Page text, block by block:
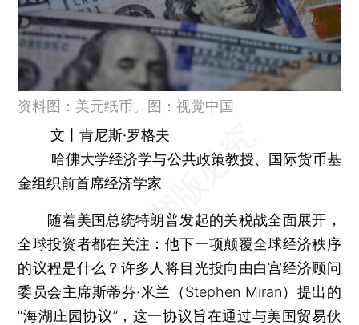
资料图：美元纸币。图：视觉中国
文丨肯尼斯·罗格夫
哈佛大学经济学与公共政策教授、国际货币基
金组织前首席经济学家
随着美国总统特朗普发起的关税战全面展开，
全球投资者都在关注：他下一项颠覆全球经济秩序
的议程是什么？许多人将目光投向由白宫经济顾问
委员会主席斯蒂芬·米兰（Stephen Miran）提出的
“海湖庄园协议”，这一协议旨在通过与美国贸易伙